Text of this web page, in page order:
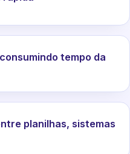
tempo da
planilhas, sistemas